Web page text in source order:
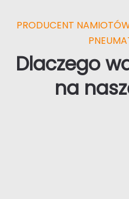
PRODUCENT
Dlaczego
na